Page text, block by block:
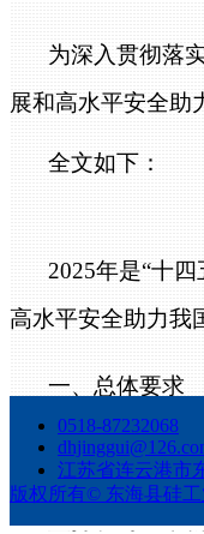
为深入贯彻落
展和高水平安全助
全文如下：
2025年是“十
高水平安全助力我
一、总体要求
（一）指导思
坚持以习近平
0518-87232068
江苏省连云港市
版权所有© 东海县硅